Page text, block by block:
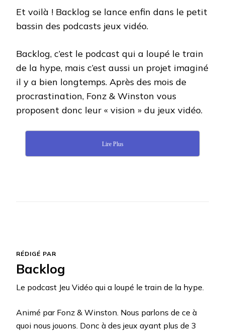
TERAFLOP
SUPPLÉMENT
INTERRUPTION
PROGRAMME
Et voilà ! Backlog se lance enfin dans le petit
bassin des podcasts jeux vidéo.
Backlog, c’est le podcast qui a loupé le train
de la hype, mais c’est aussi un projet imaginé
il y a bien longtemps. Après des mois de
procrastination, Fonz & Winston vous
proposent donc leur « vision » du jeux vidéo.
Lire Plus
RÉDIGÉ PAR
Backlog
Le podcast Jeu Vidéo qui a loupé le train de la hype.
Animé par Fonz & Winston. Nous parlons de ce à
quoi nous jouons. Donc à des jeux ayant plus de 3